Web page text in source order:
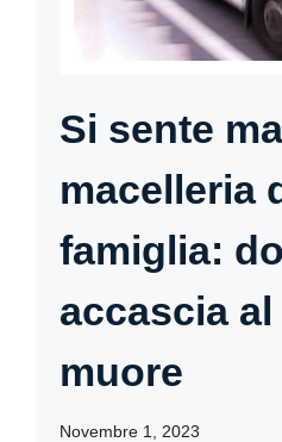
Si sente
macelleria
famiglia:
accascia
muore
Novembre 1, 2023